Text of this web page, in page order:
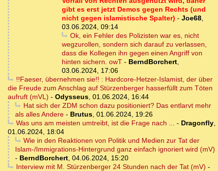
gibt es erst jetzt Demos gegen Rechts (und
nicht gegen islamistische Spalter) - Joe68,
03.06.2024, 09:14
Ok, ein Fehler des Polizisten war es, nicht
wegzurollen, sondern sich darauf zu verlassen,
dass die Kollegen ihn gegen einen Angriff von
hinten sichern. owT - BerndBorchert,
03.06.2024, 17:06
!!Faeser, übernehmen sie!! : Hardcore-Hetzer-Islamist, der über
die Freude zum Anschlag auf Stürzenberger hasserfüllt zum Töten
aufruft (mVL) - Odysseus, 01.06.2024, 16:44
Hat sich der ZDM schon dazu positioniert? Das entlarvt mehr
als alles Andere - Brutus, 01.06.2024, 19:26
Was uns am meisten umtreibt, ist die Frage nach ... - Dragonfly,
01.06.2024, 18:04
Wie in den Reaktionen von Politik und Medien zur Tat der
Islam-/Immigrations-Hintergrund ganz einfach ignoriert wird (mV)
- BerndBorchert, 04.06.2024, 15:20
Interview mit M. Stürzenberger 24 Stunden nach der Tat (mV) -